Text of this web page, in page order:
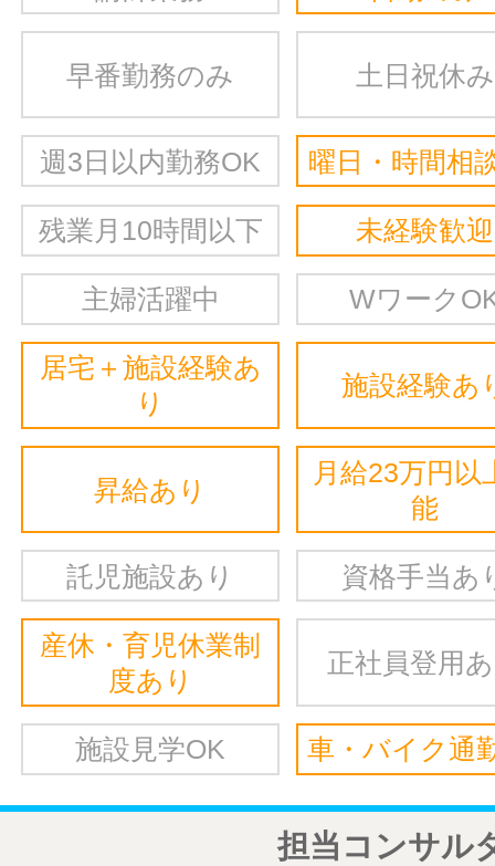
早番勤務のみ 土日祝休み
週3日以内勤務OK 曜日・時間相
残業月10時間以下 未経験歓迎
主婦活躍中 Wワーク
居宅＋施設経験あ
り
施設経験あ
昇給あり
月給23万円以
能
託児施設あり 資格手当あ
産休・育児休業制
度あり
正社員登用
施設見学OK 車・バイク通
担当コンサル